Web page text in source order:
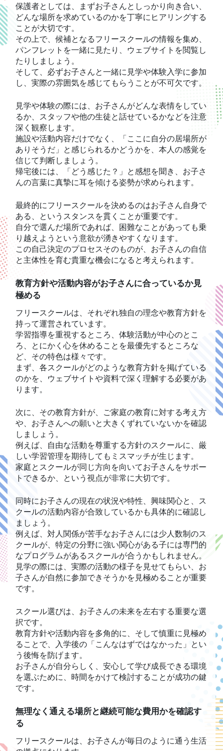
保護者としては、まずお子さんとしっかり向き合い、
どんな場所を求めているのかを丁寧にヒアリングする
ことが大切です。
その上で、候補となるフリースクールの情報を集め、
パンフレットを一緒に見たり、ウェブサイトを閲覧し
たりしましょう。
そして、必ずお子さんと一緒に見学や体験入学に参加
し、実際の雰囲気を感じてもらうことが不可欠です。
見学や体験の際には、お子さんがどんな表情をしてい
るか、スタッフや他の生徒と話せているかなどを注意
深く観察します。
施設や活動内容だけでなく、「ここに自分の居場所が
ありそうだ」と感じられるかどうかを、本人の感覚を
信じて判断しましょう。
帰宅後には、「どう感じた？」と感想を聞き、お子さ
んの言葉に真摯に耳を傾ける姿勢が求められます。
最終的にフリースクールを決めるのはお子さん自身で
ある、というスタンスを貫くことが重要です。
自分で選んだ場所であれば、困難なことがあっても乗
り越えようという意欲が湧きやすくなります。
この自己決定のプロセスそのものが、お子さんの自信
と主体性を育む貴重な機会になると考えられます。
教育方針や活動内容がお子さんに合っているか見
極める
フリースクールは、それぞれ独自の理念や教育方針を
持って運営されています。
学習指導を重視するところ、体験活動が中心のとこ
ろ、とにかく心を休めることを最優先するところな
ど、その特色は様々です。
まず、各スクールがどのような教育方針を掲げている
のかを、ウェブサイトや資料で深く理解する必要があ
ります。
次に、その教育方針が、ご家庭の教育に対する考え方
や、お子さんへの願いと大きくずれていないかを確認
しましょう。
例えば、自由な活動を尊重する方針のスクールに、厳
しい学習管理を期待してもミスマッチが生じます。
家庭とスクールが同じ方向を向いてお子さんをサポー
トできるか、という視点が非常に大切です。
同時にお子さんの現在の状況や特性、興味関心と、ス
クールの活動内容が合致しているかも具体的に確認し
ましょう。
例えば、対人関係が苦手なお子さんには少人数制のス
クールが、特定の分野に強い関心がある子には専門的
なプログラムがあるスクールが合うかもしれません。
見学の際には、実際の活動の様子を見せてもらい、お
子さんが自然に参加できそうかを見極めることが重要
です。
スクール選びは、お子さんの未来を左右する重要な選
択です。
教育方針や活動内容を多角的に、そして慎重に見極め
ることで、入学後の「こんなはずではなかった」とい
う後悔を防げます。
お子さんが自分らしく、安心して学び成長できる環境
を選ぶために、時間をかけて検討することが成功の鍵
です。
無理なく通える場所と継続可能な費用かを確認す
る
フリースクールは、お子さんが毎日のように通う生活